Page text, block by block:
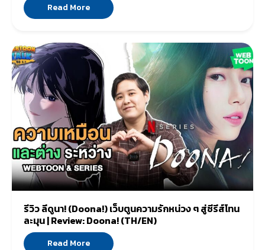
Read More
รีวิว ลีดูนา! (Doona!) เว็บตูนความรักหน่วง ๆ สู่ซีรีส์โทน
ละมุน | Review: Doona! (TH/EN)
Read More